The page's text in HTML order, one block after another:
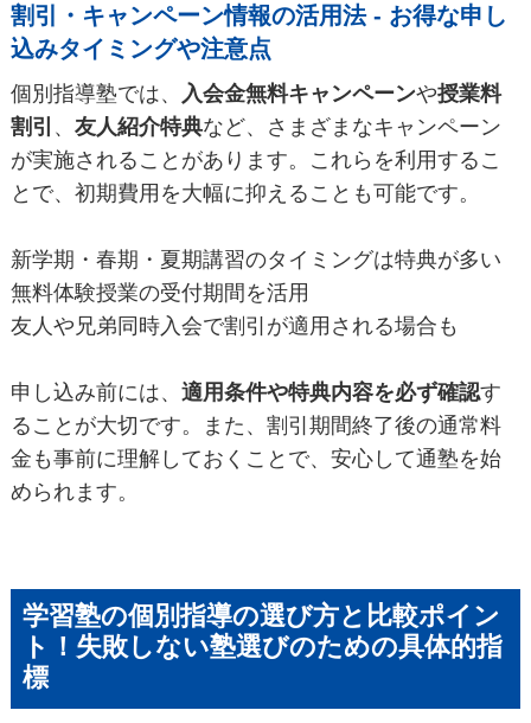
割引・キャンペーン情報の活用法 - お得な申し
込みタイミングや注意点
個別指導塾では、 入会金無料キャンペーンや授業料
割引 、 友人紹介特典など、さまざまなキャンペーン
が実施されることがあります。これらを利用するこ
とで、初期費用を大幅に抑えることも可能です。
新学期・春期・夏期講習のタイミングは特典が多い
無料体験授業の受付期間を活用
友人や兄弟同時入会で割引が適用される場合も
申し込み前には、 適用条件や特典内容を必ず確認す
ることが大切です。また、割引期間終了後の通常料
金も事前に理解しておくことで、安心して通塾を始
められます。
学習塾の個別指導の選び方と比較ポイン
ト！失敗しない塾選びのための具体的指
標